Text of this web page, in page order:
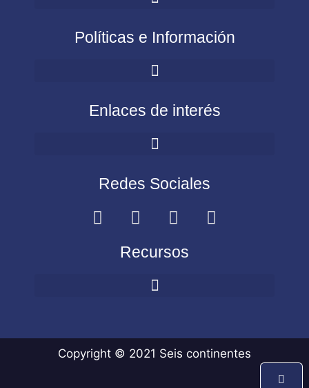
Políticas e Información
Enlaces de interés
Redes Sociales
Recursos
Copyright © 2021 Seis continentes